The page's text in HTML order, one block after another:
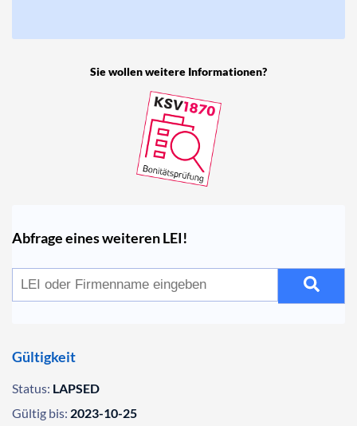
Sie wollen weitere Informationen?
Abfrage eines weiteren LEI!
Gültigkeit
Status: LAPSED
Gültig bis: 2023-10-25